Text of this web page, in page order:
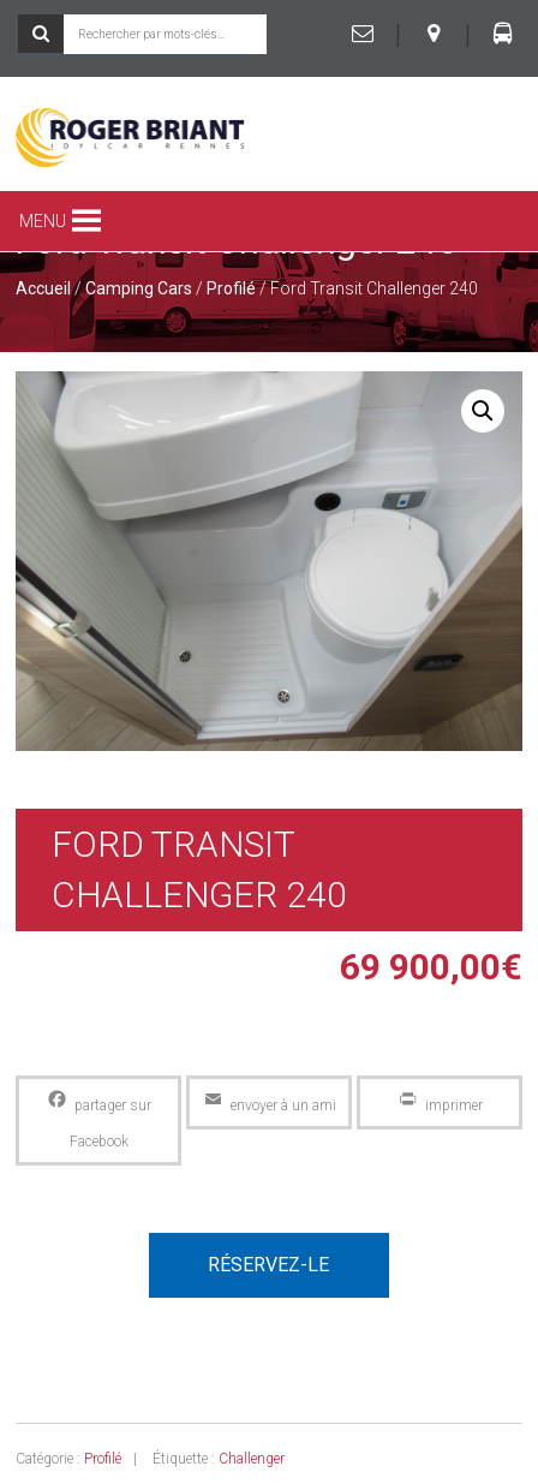
|
|
ROGER
BRIANT
SPÉCIALISTE
CAMPING-
CAR
LA
CARAVANE
RENNES
MENU
Ford Transit Challenger 240
Accueil/Camping Cars / Profilé/ Ford Transit Challenger 240
FORD TRANSIT
CHALLENGER 240
69 900,00€
Facebook Email PrintFriendly
RÉSERVEZ-LE
Catégorie : Profilé Étiquette : Challenger